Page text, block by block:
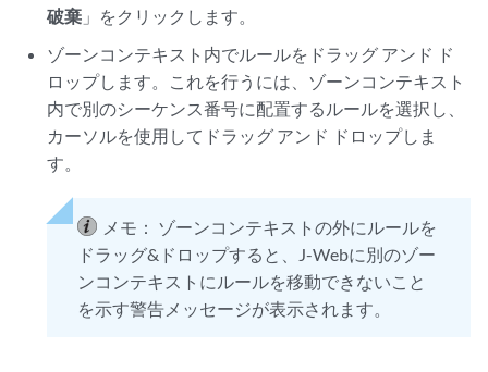
破棄 」をクリックします。
ゾーンコンテキスト内でルールをドラッグ アンド ド
ロップします。これを行うには、ゾーンコンテキスト
内で別のシーケンス番号に配置するルールを選択し、
カーソルを使用してドラッグ アンド ドロップしま
す。
メモ： ゾーンコンテキストの外にルールを
ドラッグ&ドロップすると、J-Webに別のゾー
ンコンテキストにルールを移動できないこと
を示す警告メッセージが表示されます。